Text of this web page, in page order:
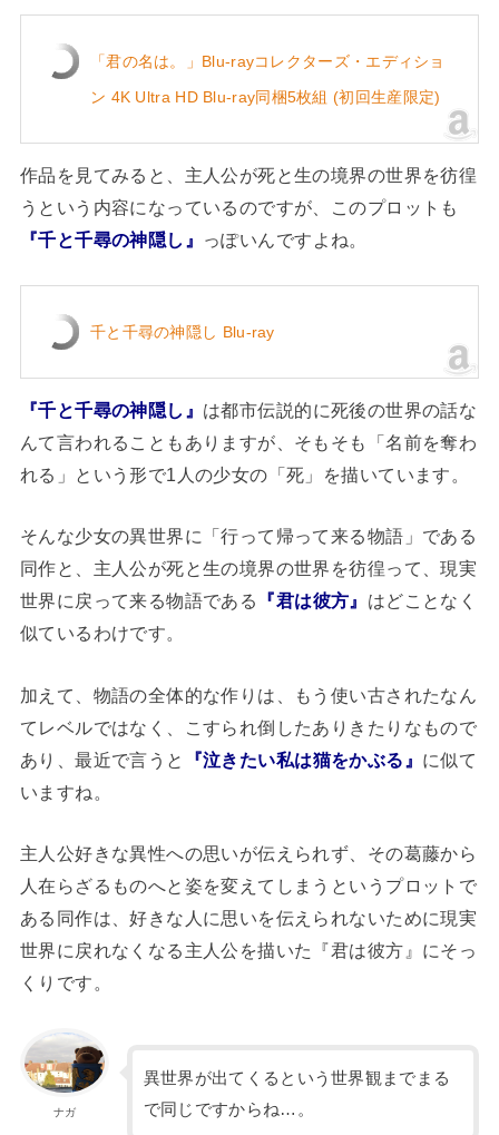
「君の名は。」Blu-rayコレクターズ・エディショ
ン 4K Ultra HD Blu-ray同梱5枚組 (初回生産限定)
作品を見てみると、主人公が死と生の境界の世界を彷徨
うという内容になっているのですが、このプロットも
『千と千尋の神隠し』
っぽいんですよね。
千と千尋の神隠し Blu-ray
『千と千尋の神隠し』 は都市伝説的に死後の世界の話な
んて言われることもありますが、そもそも「名前を奪わ
れる」という形で1人の少女の「死」を描いています。
そんな少女の異世界に「行って帰って来る物語」である
同作と、主人公が死と生の境界の世界を彷徨って、現実
世界に戻って来る物語である
『君は彼方』 はどことなく
似ているわけです。
加えて、物語の全体的な作りは、もう使い古されたなん
てレベルではなく、こすられ倒したありきたりなもので
あり、最近で言うと
『泣きたい私は猫をかぶる』 に似て
いますね。
主人公好きな異性への思いが伝えられず、その葛藤から
人在らざるものへと姿を変えてしまうというプロットで
ある同作は、好きな人に思いを伝えられないために現実
世界に戻れなくなる主人公を描いた『君は彼方』にそっ
くりです。
ナガ
異世界が出てくるという世界観までまる
で同じですからね…。